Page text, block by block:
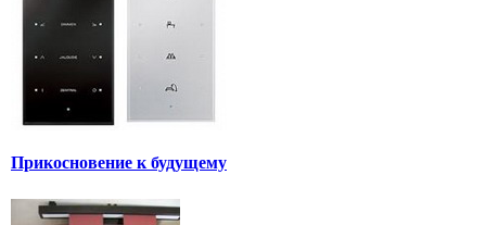
Прикосновение к будущему